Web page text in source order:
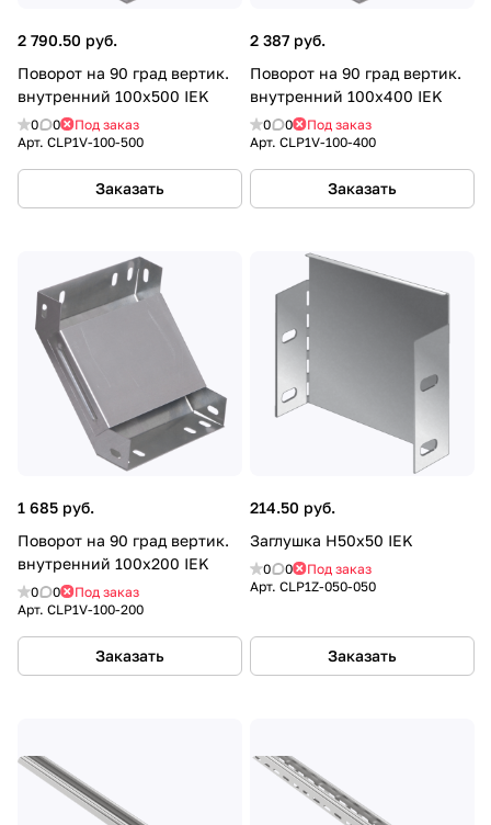
2 790.50 руб.
Поворот на 90 град вертик.
внутренний 100х500 IEK
0 0
Под заказ
Арт. CLP1V-100-500
Заказать
2 387 руб.
Поворот на 90 град вертик.
внутренний 100х400 IEK
0 0
Под заказ
Арт. CLP1V-100-400
Заказать
1 685 руб.
Поворот на 90 град вертик.
внутренний 100х200 IEK
0 0
Под заказ
Арт. CLP1V-100-200
Заказать
214.50 руб.
Заглушка Н50х50 IEK
0 0
Под заказ
Арт. CLP1Z-050-050
Заказать